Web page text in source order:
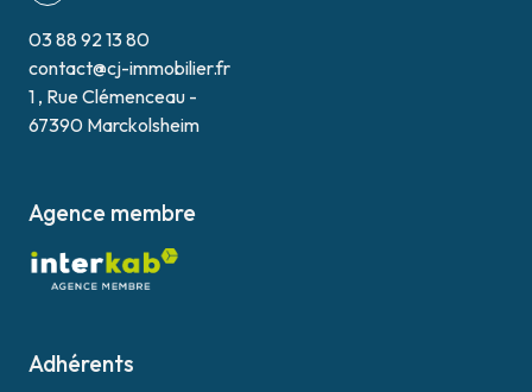
03 88 92 13 80
contact@cj-immobilier.fr
1 , Rue Clémenceau -
67390 Marckolsheim
Agence membre
Adhérents